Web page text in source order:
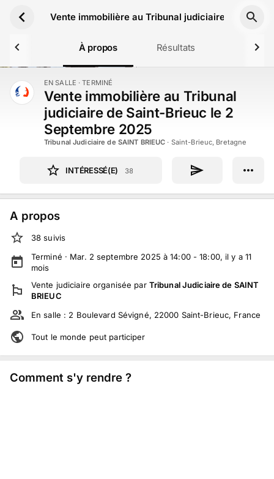
Vente immobilière au Tribunal judiciaire de Saint-
À propos Résultats
TERMINÉ EN SALLE · TERMINÉ
Vente immobilière au Tribunal
judiciaire de Saint-Brieuc le 2
Septembre 2025
Tribunal Judiciaire de SAINT BRIEUC · Saint-Brieuc, Bretagne
INTÉRESSÉ(E) 38
A propos
38 suivis
Terminé · Mar. 2 septembre 2025 à 14:00 - 18:00, il y a 11
mois
Vente judiciaire organisée par Tribunal Judiciaire de SAINT
BRIEUC
En salle : 2 Boulevard Sévigné, 22000 Saint-Brieuc, France
Tout le monde peut participer
Comment s'y rendre ?